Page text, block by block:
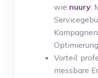
wie nuury:
Optimierung.
Vorteil:
messbare